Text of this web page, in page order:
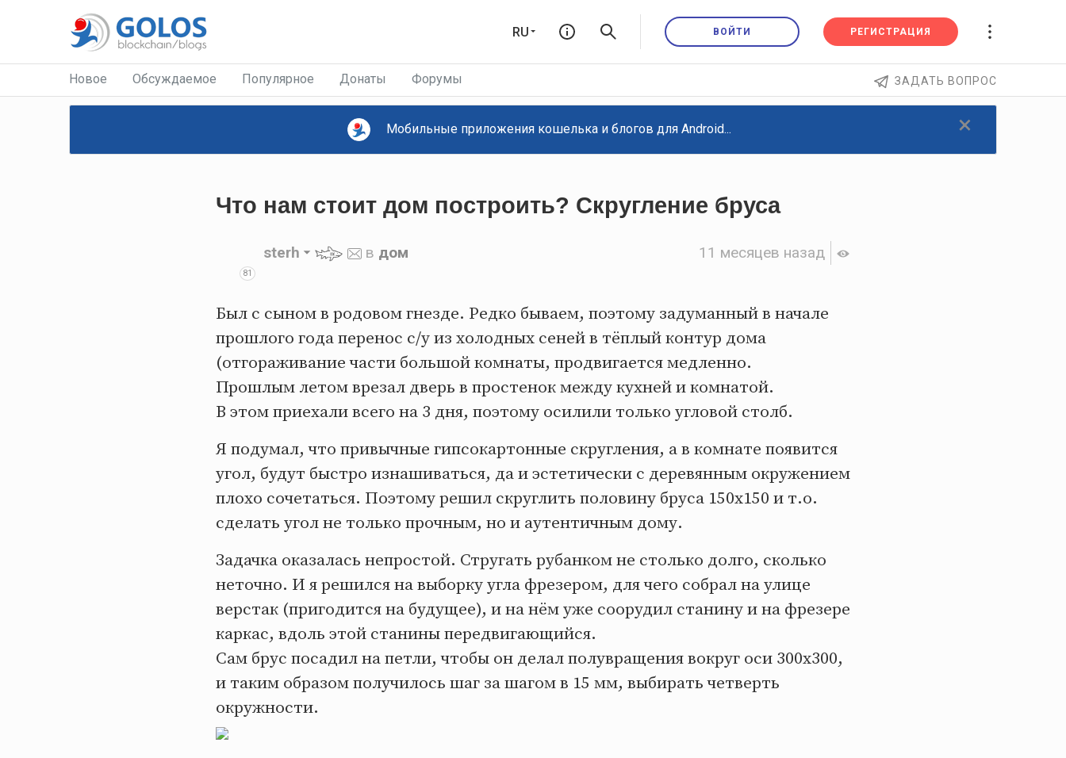
RU ВОЙТИ РЕГИСТРАЦИЯ
ЗАДАТЬ ВОПРОС
Новое Обсуждаемое Популярное Донаты Форумы
×
Мобильные приложения кошелька и блогов для Android...
Что нам стоит дом построить? Скругление бруса
11 месяцев назад
81
sterh в дом
Был с сыном в родовом гнезде. Редко бываем, поэтому задуманный в начале
прошлого года перенос с/у из холодных сеней в тёплый контур дома
(отгораживание части большой комнаты, продвигается медленно.
Прошлым летом врезал дверь в простенок между кухней и комнатой.
В этом приехали всего на 3 дня, поэтому осилили только угловой столб.
Я подумал, что привычные гипсокартонные скругления, а в комнате появится
угол, будут быстро изнашиваться, да и эстетически с деревянным окружением
плохо сочетаться. Поэтому решил скруглить половину бруса 150х150 и т.о.
сделать угол не только прочным, но и аутентичным дому.
Задачка оказалась непростой. Стругать рубанком не столько долго, сколько
неточно. И я решился на выборку угла фрезером, для чего собрал на улице
верстак (пригодится на будущее), и на нём уже соорудил станину и на фрезере
каркас, вдоль этой станины передвигающийся.
Сам брус посадил на петли, чтобы он делал полувращения вокруг оси 300х300,
и таким образом получилось шаг за шагом в 15 мм, выбирать четверть
окружности.